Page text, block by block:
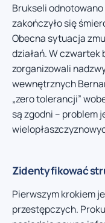
Brukseli
zakończyło się
Obecna sytuacja
działań. W
zorganizowali
wewnętrznych
„zero tolerancji”
są zgodni – problem
Zidentyfikować
Pierwszym krokiem
przestępczych.